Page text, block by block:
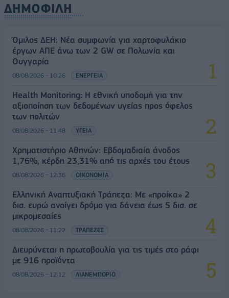
ΔΗΜΟΦΙΛΗ
Όμιλος ΔΕΗ: Νέα συμφωνία για χαρτοφυλάκιο
έργων ΑΠΕ άνω των 2 GW σε Πολωνία και
Ουγγαρία
08/08/2026 - 10:26 ΕΝΕΡΓΕΙΑ
Health Monitoring: Η εθνική υποδομή για την
αξιοποίηση των δεδομένων υγείας προς όφελος
των πολιτών
08/08/2026 - 11:48 ΥΓΕΙΑ
Χρηματιστήριο Αθηνών: Εβδομαδιαία άνοδος
1,76%, κέρδη 23,31% από τις αρχές του έτους
08/08/2026 - 12:36 ΟΙΚΟΝΟΜΙΑ
Ελληνική Αναπτυξιακή Τράπεζα: Με «προίκα» 2
δισ. ευρώ ανοίγει δρόμο για δάνεια έως 5 δισ. σε
μικρομεσαίες
08/08/2026 - 11:22 ΤΡΑΠΕΖΕΣ
Διευρύνεται η πρωτοβουλία για τις τιμές στο ράφι
με 916 προϊόντα
08/08/2026 - 12:12 ΛΙΑΝΕΜΠΟΡΙΟ